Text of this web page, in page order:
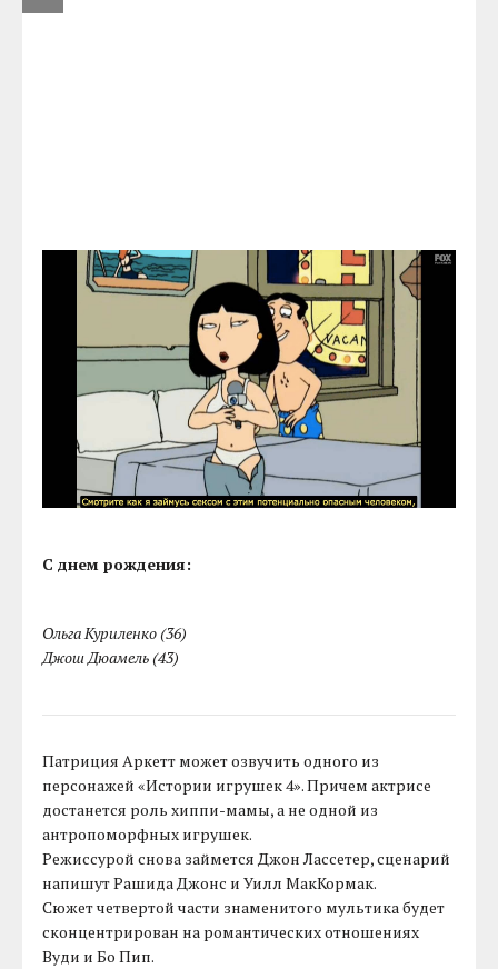
С днем рождения:
Ольга Куриленко (36)
Джош Дюамель (43)
Патриция Аркетт может озвучить одного из
персонажей «Истории игрушек 4». Причем актрисе
достанется роль хиппи-мамы, а не одной из
антропоморфных игрушек.
Режиссурой снова займется Джон Лассетер, сценарий
напишут Рашида Джонс и Уилл МакКормак.
Сюжет четвертой части знаменитого мультика будет
сконцентрирован на романтических отношениях
Вуди и Бо Пип.